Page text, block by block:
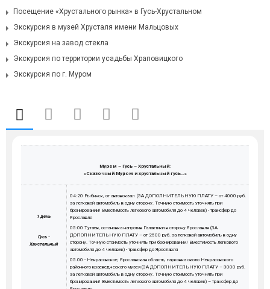
Посещение «Хрустального рынка» в Гусь-Хрустальном
Экскурсия в музей Хрусталя имени Мальцовых
Экскурсия на завод стекла
Экскурсия по территории усадьбы Храповицкого
Экскурсия по г. Муром
Муром – Гусь – Хрустальный:
«Сказочный Муром и хрустальный гусь…»
1 день
Гусь -
Хрустальный
04:20 Рыбинск, от автовокзал (ЗА ДОПОЛНИТЕЛЬНУЮ ПЛАТУ – от 4000 руб.
за легковой автомобиль в одну сторону. Точную стоимость уточнять при
бронировании! Вместимость легкового автомобиля до 4 человек) - трансфер до
Ярославля
05:00 Тутаев, остановка напротив Галактики в сторону Ярославля (ЗА
ДОПОЛНИТЕЛЬНУЮ ПЛАТУ – от 2500 руб. за легковой автомобиль в одну
сторону. Точную стоимость уточнять при бронировании! Вместимость легкового
автомобиля до 4 человек) - трансфер до Ярославля
05.00 - Некрасовское, Ярославская область, парковка около Некрасовского
районного краеведческого музея (ЗА ДОПОЛНИТЕЛЬНУЮ ПЛАТУ – 3000 руб.
за легковой автомобиль в одну сторону. Точную стоимость уточнять при
бронировании! Вместимость легкового автомобиля до 4 человек) – трансфер до